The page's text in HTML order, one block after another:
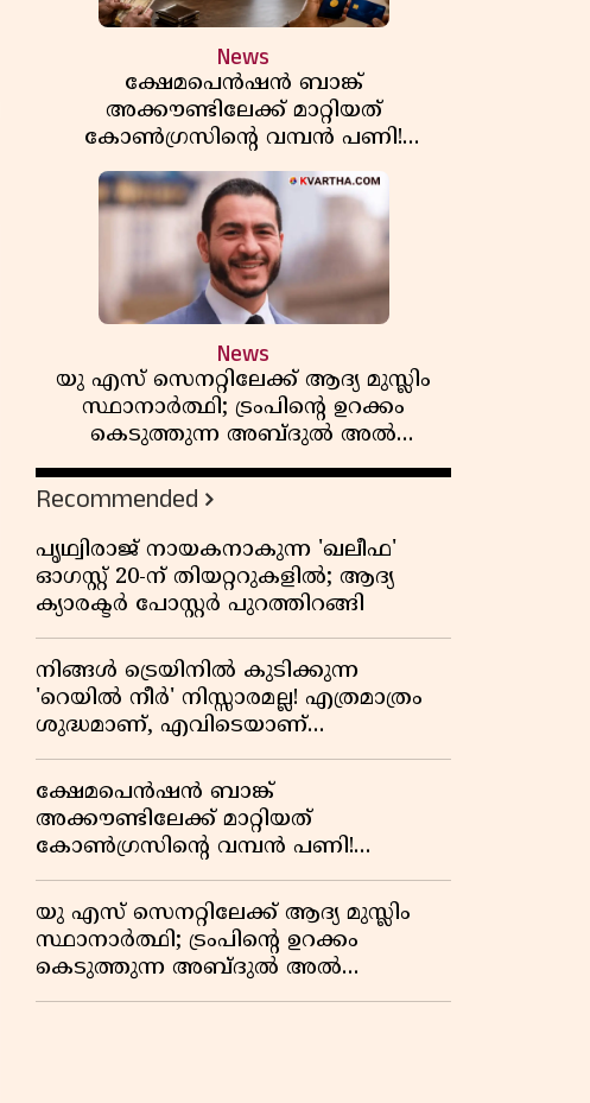
News
ക്ഷേമപെൻഷൻ ബാങ്ക്
അക്കൗണ്ടിലേക്ക് മാറ്റിയത്
കോൺഗ്രസിന്റെ വമ്പൻ പണി!
സഹകരണ സംഘങ്ങളെ
ഒഴിവാക്കുമ്പോൾ വലിയ തിരിച്ചടി
സിപിഎമ്മിന്? നഷ്ടമാകുന്നത് ജനകീയ
അടിത്തറ!
News
യു എസ് സെനറ്റിലേക്ക് ആദ്യ മുസ്ലിം
സ്ഥാനാർത്ഥി; ട്രംപിന്റെ ഉറക്കം
കെടുത്തുന്ന അബ്ദുൽ അൽ
സയ്യിദിന്റെ രാഷ്ട്രീയ തരംഗം!
'അവസാന റിപ്പബ്ലിക്കൻ
പ്രസിഡന്റാകുമോ ട്രംപ്?'
Recommended
പൃഥ്വിരാജ് നായകനാകുന്ന 'ഖലീഫ'
ഓഗസ്റ്റ് 20-ന് തിയറ്ററുകളിൽ; ആദ്യ
ക്യാരക്ടർ പോസ്റ്റർ പുറത്തിറങ്ങി
നിങ്ങൾ ട്രെയിനിൽ കുടിക്കുന്ന
'റെയിൽ നീർ' നിസ്സാരമല്ല! എത്രമാത്രം
ശുദ്ധമാണ്, എവിടെയാണ്
ഉണ്ടാക്കുന്നത്? നിർമാണ രഹസ്യങ്ങൾ
അത്ഭുതപ്പെടുത്തും
ക്ഷേമപെൻഷൻ ബാങ്ക്
അക്കൗണ്ടിലേക്ക് മാറ്റിയത്
കോൺഗ്രസിന്റെ വമ്പൻ പണി!
സഹകരണ സംഘങ്ങളെ
ഒഴിവാക്കുമ്പോൾ വലിയ തിരിച്ചടി
സിപിഎമ്മിന്? നഷ്ടമാകുന്നത് ജനകീയ
അടിത്തറ!
യു എസ് സെനറ്റിലേക്ക് ആദ്യ മുസ്ലിം
സ്ഥാനാർത്ഥി; ട്രംപിന്റെ ഉറക്കം
കെടുത്തുന്ന അബ്ദുൽ അൽ
സയ്യിദിന്റെ രാഷ്ട്രീയ തരംഗം!